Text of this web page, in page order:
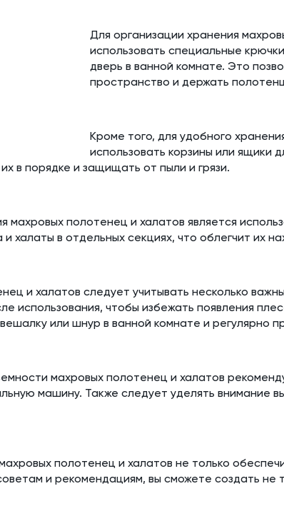
Для организации хранения
использовать специальные
дверь в ванной комнате. Это
пространство и держать
Кроме того, для удобного
использовать корзины или ящики
в порядке и защищать от пыли и грязи.
полотенец и халатов является
халаты в отдельных секциях, что облегчит их
и халатов следует учитывать несколько
использования, чтобы избежать появления
или шнур в ванной комнате и регулярно
махровых полотенец и халатов
машину. Также следует уделять внимание
полотенец и халатов не только
и рекомендациям, вы сможете создать не